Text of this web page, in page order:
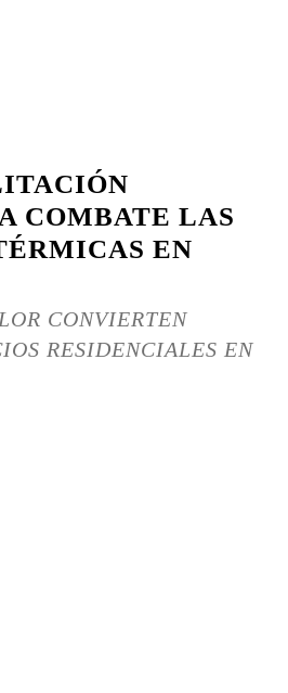
COMBATE LAS
EN
CONVIERTEN
RESIDENCIALES EN